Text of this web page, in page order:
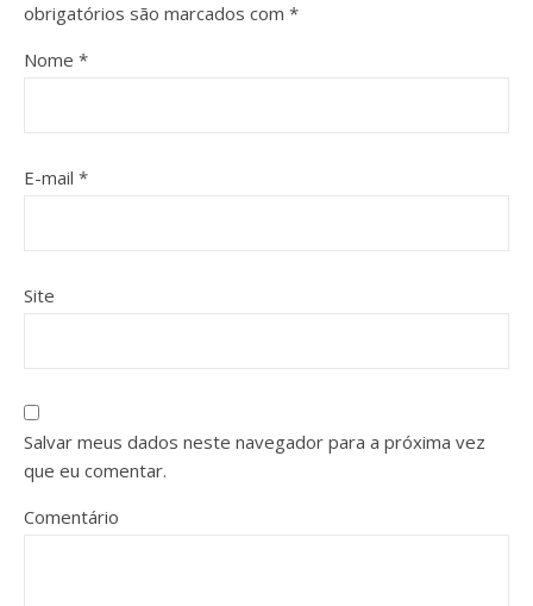
obrigatórios são marcados com *
Nome *
E-mail *
Site
Salvar meus dados neste navegador para a próxima vez
que eu comentar.
Comentário